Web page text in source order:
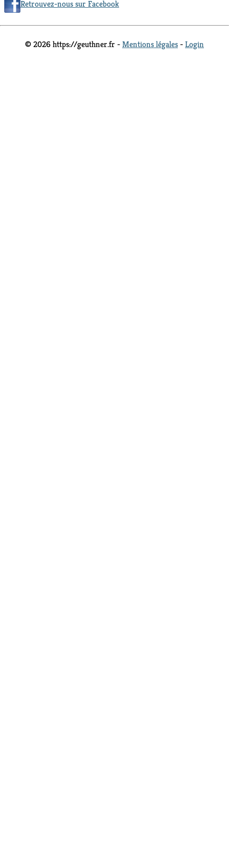
Retrouvez-nous sur Facebook
© 2026 https://geuthner.fr -Mentions légales -Login